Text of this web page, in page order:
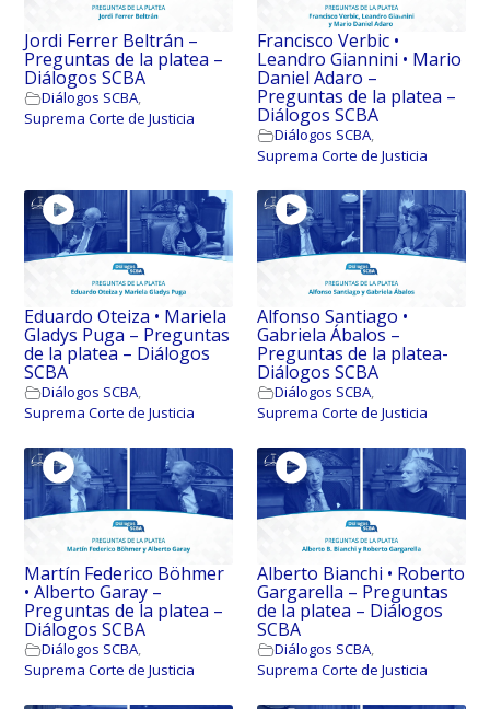
Jordi Ferrer Beltrán –
Preguntas de la platea –
Diálogos SCBA
Diálogos SCBA,
Suprema Corte de Justicia
Francisco Verbic •
Leandro Giannini • Mario
Daniel Adaro –
Preguntas de la platea –
Diálogos SCBA
Diálogos SCBA,
Suprema Corte de Justicia
Eduardo Oteiza • Mariela
Gladys Puga – Preguntas
de la platea – Diálogos
SCBA
Diálogos SCBA,
Suprema Corte de Justicia
Alfonso Santiago •
Gabriela Ábalos –
Preguntas de la platea-
Diálogos SCBA
Diálogos SCBA,
Suprema Corte de Justicia
Martín Federico Böhmer
• Alberto Garay –
Preguntas de la platea –
Diálogos SCBA
Diálogos SCBA,
Suprema Corte de Justicia
Alberto Bianchi • Roberto
Gargarella – Preguntas
de la platea – Diálogos
SCBA
Diálogos SCBA,
Suprema Corte de Justicia